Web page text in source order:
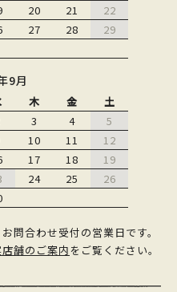
20 21
22
27 28
29
9月
木 金
土
3 4
5
10 11
12
17 18
19
24 25
26
問合わせ受付の営業日です。
舗のご案内 をご覧ください。